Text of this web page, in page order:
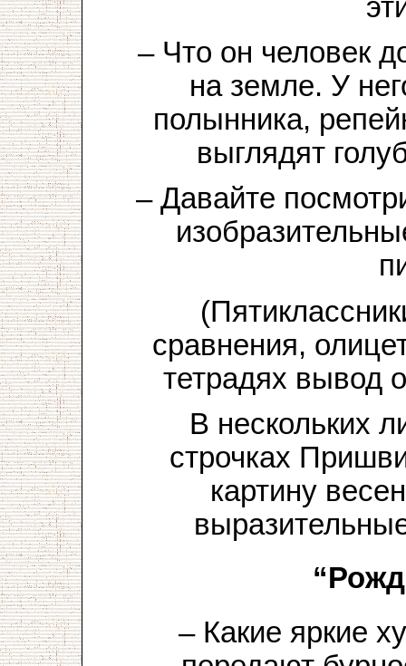
– Что он человек
на земле. У
полынника,
выглядят
– Давайте
сравнения,
тетрадях вывод
В нескольких
строчках
картину
– Какие яркие